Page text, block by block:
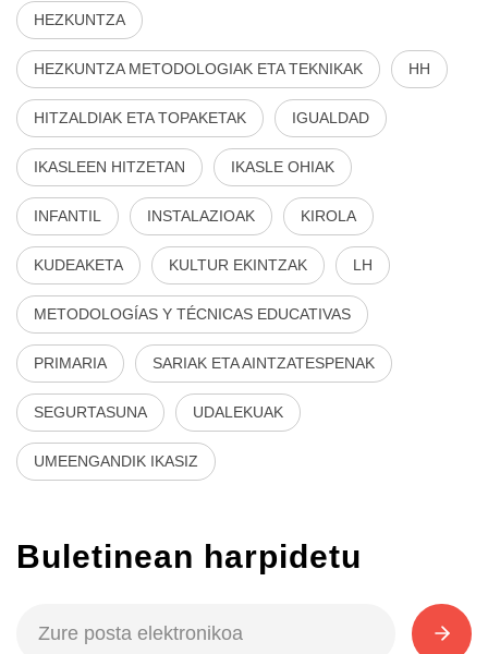
HEZKUNTZA
HEZKUNTZA METODOLOGIAK ETA TEKNIKAK HH
HITZALDIAK ETA TOPAKETAK IGUALDAD
IKASLEEN HITZETAN IKASLE OHIAK
INFANTIL INSTALAZIOAK KIROLA
KUDEAKETA KULTUR EKINTZAK LH
METODOLOGÍAS Y TÉCNICAS EDUCATIVAS
PRIMARIA SARIAK ETA AINTZATESPENAK
SEGURTASUNA UDALEKUAK
UMEENGANDIK IKASIZ
Buletinean harpidetu